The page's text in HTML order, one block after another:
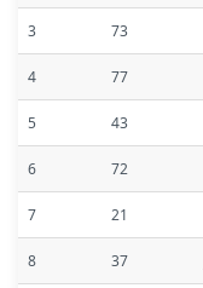
3 73
4 77
5 43
6 72
7 21
8 37